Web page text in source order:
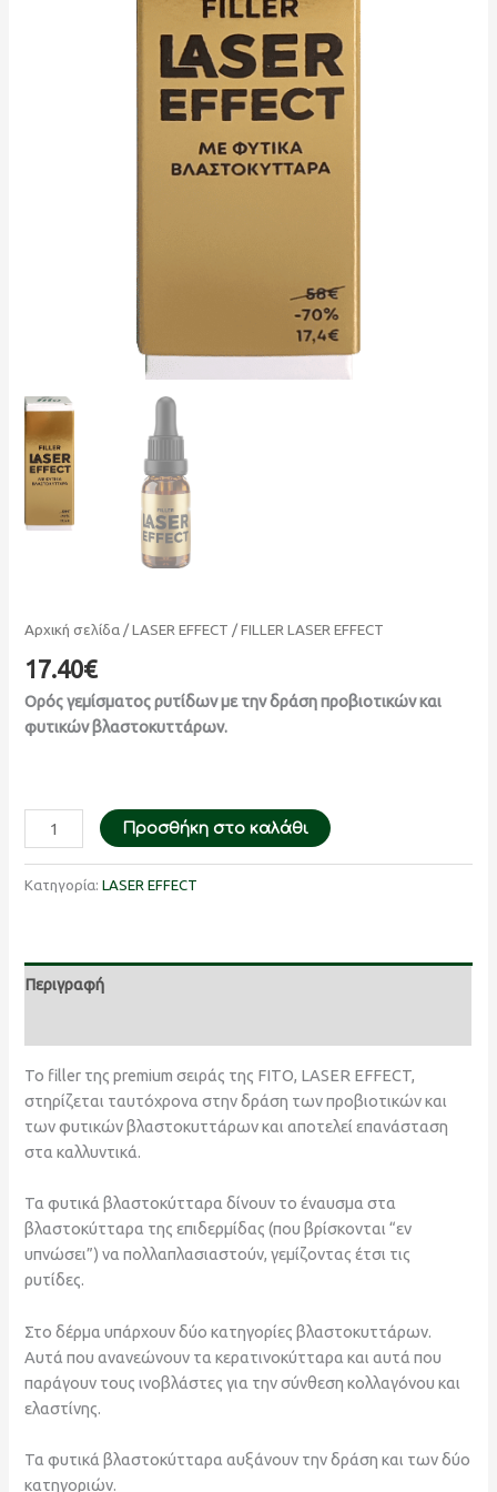
Αρχική σελίδα /LASER EFFECT / FILLER LASER EFFECT
17.40€
Ορός γεμίσματος ρυτίδων με την δράση προβιοτικών και
φυτικών βλαστοκυττάρων.
Προσθήκη στο καλάθι
Κατηγορία:LASER EFFECT
Περιγραφή
Το filler της premium σειράς της FITO, LASER EFFECT,
στηρίζεται ταυτόχρονα στην δράση των προβιοτικών και
των φυτικών βλαστοκυττάρων και αποτελεί επανάσταση
στα καλλυντικά.
Τα φυτικά βλαστοκύτταρα δίνουν το έναυσμα στα
βλαστοκύτταρα της επιδερμίδας (που βρίσκονται “εν
υπνώσει”) να πολλαπλασιαστούν, γεμίζοντας έτσι τις
ρυτίδες.
Στο δέρμα υπάρχουν δύο κατηγορίες βλαστοκυττάρων.
Αυτά που ανανεώνουν τα κερατινοκύτταρα και αυτά που
παράγουν τους ινοβλάστες για την σύνθεση κολλαγόνου και
ελαστίνης.
Τα φυτικά βλαστοκύτταρα αυξάνουν την δράση και των δύο
κατηγοριών.